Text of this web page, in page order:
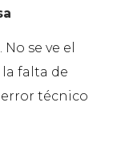
se ve el
la falta de
técnico